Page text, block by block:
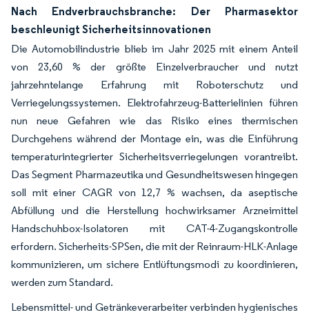
Nach Endverbrauchsbranche: Der Pharmasektor
beschleunigt Sicherheitsinnovationen
Die Automobilindustrie blieb im Jahr 2025 mit einem Anteil
von 23,60 % der größte Einzelverbraucher und nutzt
jahrzehntelange Erfahrung mit Roboterschutz und
Verriegelungssystemen. Elektrofahrzeug-Batterielinien führen
nun neue Gefahren wie das Risiko eines thermischen
Durchgehens während der Montage ein, was die Einführung
temperaturintegrierter Sicherheitsverriegelungen vorantreibt.
Das Segment Pharmazeutika und Gesundheitswesen hingegen
soll mit einer CAGR von 12,7 % wachsen, da aseptische
Abfüllung und die Herstellung hochwirksamer Arzneimittel
Handschuhbox-Isolatoren mit CAT-4-Zugangskontrolle
erfordern. Sicherheits-SPSen, die mit der Reinraum-HLK-Anlage
kommunizieren, um sichere Entlüftungsmodi zu koordinieren,
werden zum Standard.
Lebensmittel- und Getränkeverarbeiter verbinden hygienisches